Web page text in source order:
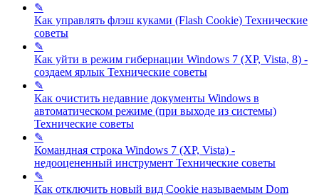
✎
Как управлять флэш куками (Flash Cookie) Технические
советы
✎
Как уйти в режим гибернации Windows 7 (XP, Vista, 8) -
создаем ярлык Технические советы
✎
Как очистить недавние документы Windows в
автоматическом режиме (при выходе из системы)
Технические советы
✎
Командная строка Windows 7 (XP, Vista) -
недооцененный инструмент Технические советы
✎
Как отключить новый вид Cookie называемым Dom